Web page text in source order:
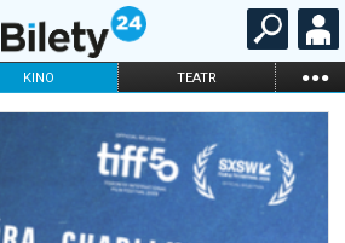
KINO TEATR ...
I BALET
KARNETY